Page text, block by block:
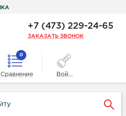
+7 (473) 229-24-65
ЗАКАЗАТЬ ЗВОНОК
0
Сравнение Войти